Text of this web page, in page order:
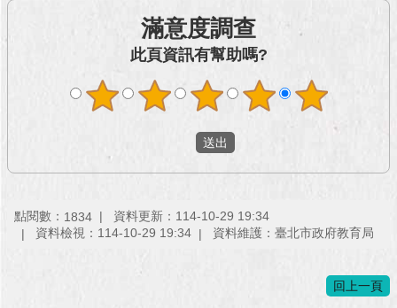
情
統
滿意度調查
此頁資訊有幫助嗎?
點閱數： 1834
資料更新：114-10-29 19:34
資料檢視：114-10-29 19:34
資料維護：臺北市政府教育局
回上一頁